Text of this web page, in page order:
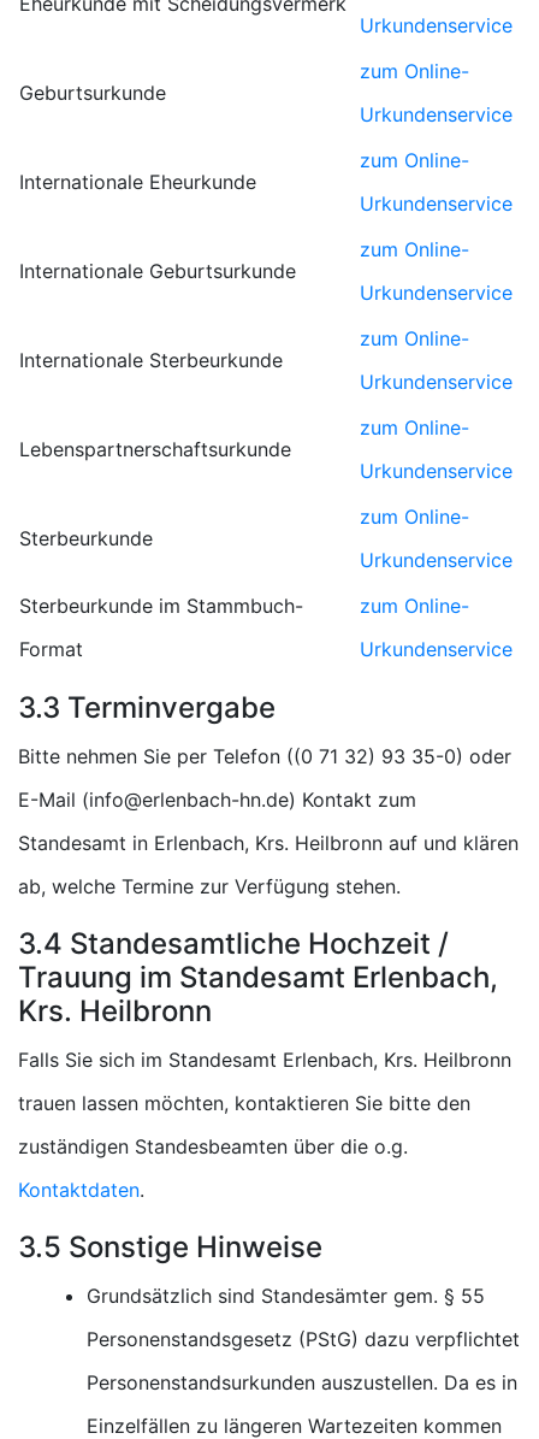
Urkundenservice
Geburtsurkunde
zum Online-
Urkundenservice
Internationale Eheurkunde
zum Online-
Urkundenservice
Internationale Geburtsurkunde
zum Online-
Urkundenservice
Internationale Sterbeurkunde
zum Online-
Urkundenservice
Lebenspartnerschaftsurkunde
zum Online-
Urkundenservice
Sterbeurkunde
zum Online-
Urkundenservice
Sterbeurkunde im Stammbuch-
Format
zum Online-
Urkundenservice
3.3 Terminvergabe
Bitte nehmen Sie per Telefon (
) oder
E-Mail (
) Kontakt zum
Standesamt in Erlenbach, Krs. Heilbronn auf und klären
ab, welche Termine zur Verfügung stehen.
3.4 Standesamtliche Hochzeit /
Trauung im Standesamt Erlenbach,
Krs. Heilbronn
Falls Sie sich im Standesamt Erlenbach, Krs. Heilbronn
trauen lassen möchten, kontaktieren Sie bitte den
zuständigen Standesbeamten über die o.g.
Kontaktdaten.
3.5 Sonstige Hinweise
Grundsätzlich sind Standesämter gem. § 55
Personenstandsgesetz (PStG) dazu verpflichtet
Personenstandsurkunden auszustellen. Da es in
Einzelfällen zu längeren Wartezeiten kommen